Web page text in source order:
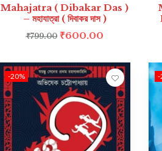
Mahajatra ( Dibakar Das )
– মহাযাত্রা ( দিবাকর দাস )
₹799.00 ₹600.00
-20% -